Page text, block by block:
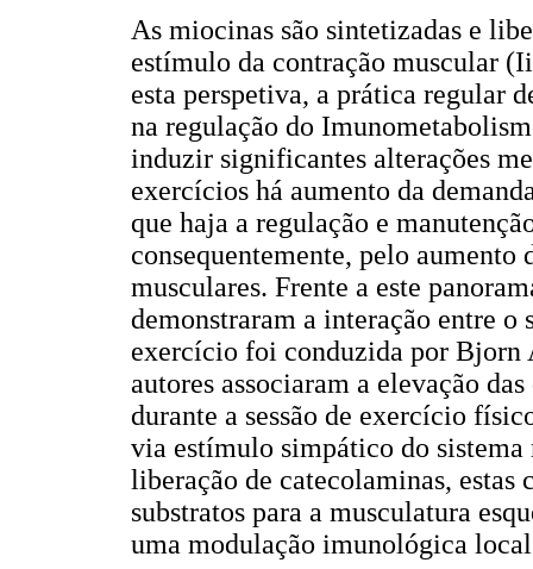
As miocinas são sintetizadas e
estímulo da contração muscular
esta perspetiva, a prática regular
na regulação do
induzir significantes alterações
exercícios há aumento da
que haja a regulação e
consequentemente, pelo aumento
musculares. Frente a este
demonstraram a interação entre
exercício foi conduzida por Bjorn
autores associaram a elevação
durante a sessão de exercício
via estímulo simpático do sistema
liberação de catecolaminas,
substratos para a musculatura
uma modulação imunológica